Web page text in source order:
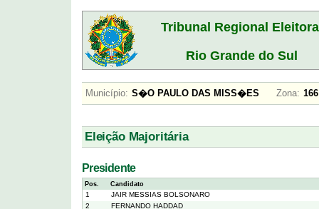
Tribunal Regional
Rio Grande do Sul
Município: S�O PAULO DAS MISS�ES Zona:
Eleição Majoritária
Presidente
Pos. Candidato
1
JAIR MESSIAS BOLSONARO
2
FERNANDO HADDAD